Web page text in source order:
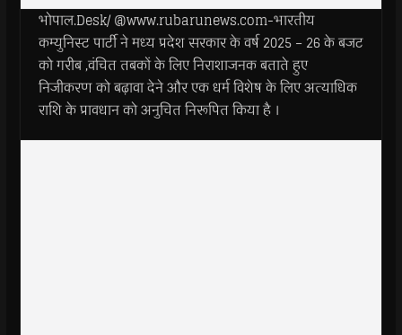
भोपाल.Desk/ @www.rubarunews.com-भारतीय
कम्युनिस्ट पार्टी ने मध्य प्रदेश सरकार के वर्ष 2025 – 26 के बजट
को गरीब ,वंचित तबकों के लिए निराशाजनक बताते हुए
निजीकरण को बढ़ावा देने और एक धर्म विशेष के लिए अत्याधिक
राशि के प्रावधान को अनुचित निरूपित किया है ।